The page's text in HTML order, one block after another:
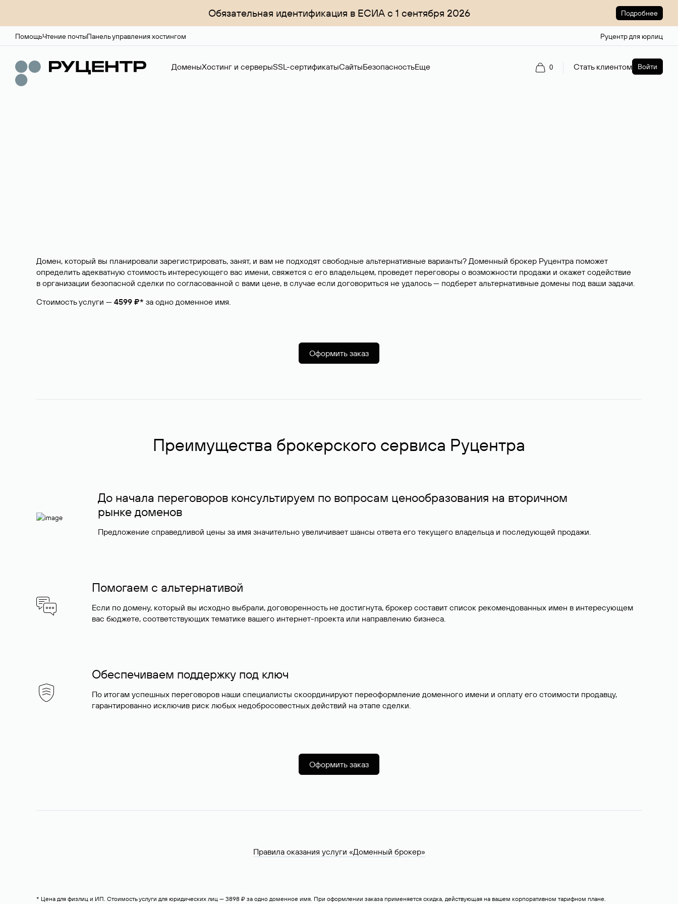
Обязательная идентификация в ЕСИА с 1 сентября 2026 Подробнее
ПомощьЧтение почтыПанель управления хостингом Руцентр для юрлиц
ДоменыХостинг и серверыSSL-сертификатыСайтыБезопасностьЕще 0 Стать клиентом Войти
Домен, который вы планировали зарегистрировать, занят, и вам не подходят свободные альтернативные варианты? Доменный брокер Руцентра поможет
определить адекватную стоимость интересующего вас имени, свяжется с его владельцем, проведет переговоры о возможности продажи и окажет содействие
в организации безопасной сделки по согласованной с вами цене, в случае если договориться не удалось — подберет альтернативные домены под ваши задачи.
Стоимость услуги — 4599 ₽* за одно доменное имя.
Оформить заказ
Преимущества брокерского сервиса Руцентра
До начала переговоров консультируем по вопросам ценообразования на вторичном
рынке доменов
Предложение справедливой цены за имя значительно увеличивает шансы ответа его текущего владельца и последующей продажи.
Помогаем с альтернативой
Если по домену, который вы исходно выбрали, договоренность не достигнута, брокер составит список рекомендованных имен в интересующем
вас бюджете, соответствующих тематике вашего интернет-проекта или направлению бизнеса.
Обеспечиваем поддержку под ключ
По итогам успешных переговоров наши специалисты скоординируют переоформление доменного имени и оплату его стоимости продавцу,
гарантированно исключив риск любых недобросовестных действий на этапе сделки.
Оформить заказ
Правила оказания услуги «Доменный брокер»
* Цена для физлиц и ИП. Стоимость услуги для юридических лиц — 3898 ₽ за одно доменное имя. При оформлении заказа применяется скидка, действующая на вашем корпоративном тарифном плане.